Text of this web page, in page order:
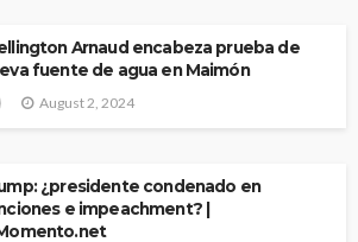
Arnaud encabeza prueba de
fuente de agua en Maimón
August 2, 2024
¿presidente condenado en
e impeachment? |